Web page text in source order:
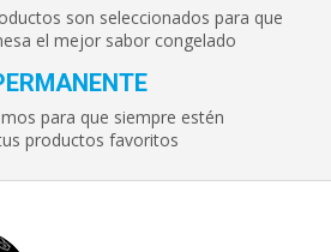
son seleccionados para que
el mejor sabor congelado
para que siempre estén
productos favoritos